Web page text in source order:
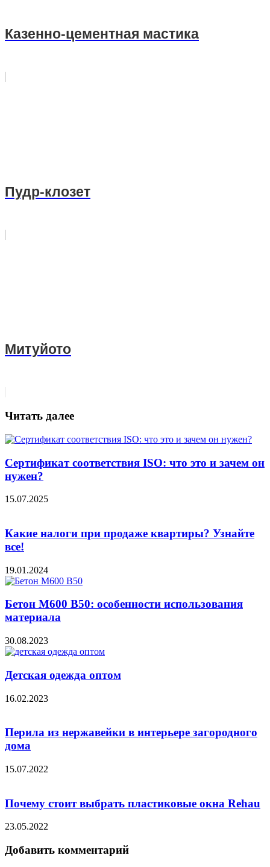
Казенно-цементная мастика
Пудр-клозет
Митуйото
Читать далее
Сертификат соответствия ISO: что это и зачем он
нужен?
15.07.2025
Какие налоги при продаже квартиры? Узнайте
все!
19.01.2024
Бетон М600 В50: особенности использования
материала
30.08.2023
Детская одежда оптом
16.02.2023
Перила из нержавейки в интерьере загородного
дома
15.07.2022
Почему стоит выбрать пластиковые окна Rehau
23.05.2022
Добавить комментарий